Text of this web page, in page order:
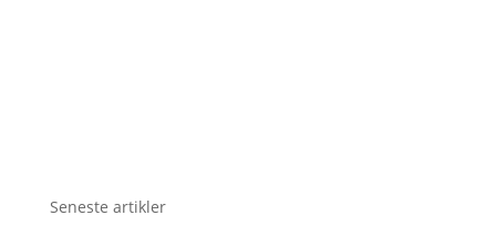
Seneste artikler